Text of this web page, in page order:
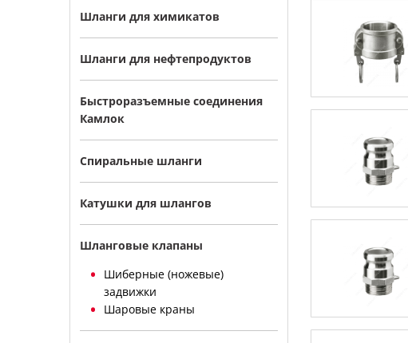
Шланги для химикатов
Шланги для нефтепродуктов
Быстроразъемные соединения
Камлок
Спиральные шланги
Катушки для шлангов
Шланговые клапаны
Шиберные (ножевые)
задвижки
Шаровые краны